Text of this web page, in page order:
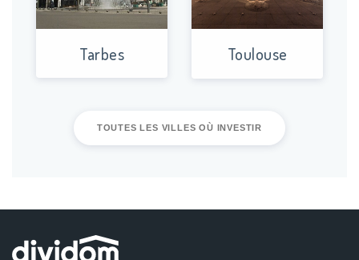
Tarbes Toulouse
TOUTES LES VILLES OÙ INVESTIR